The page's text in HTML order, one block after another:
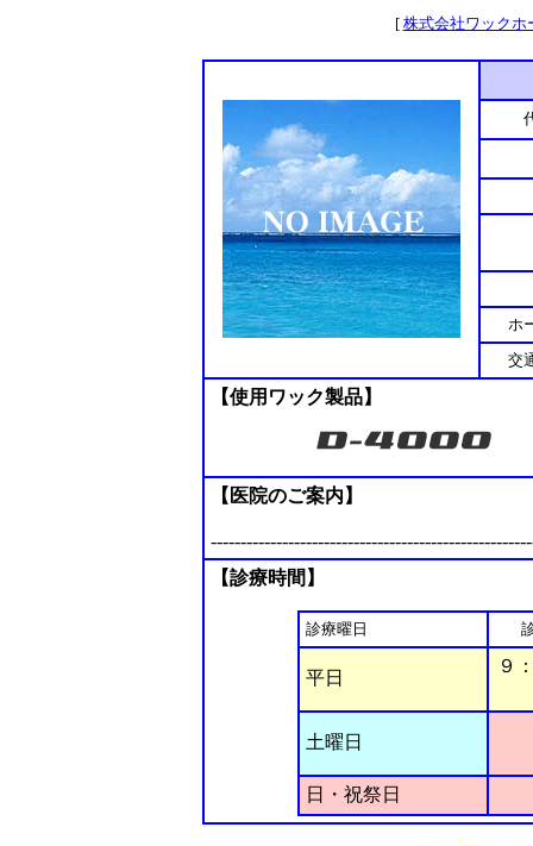
[ 株式会社ワックホ
ホ
交
【使用ワック製品】
【医院のご案内】
【診療時間】
診療曜日
平日
９
土曜日
日・祝祭日